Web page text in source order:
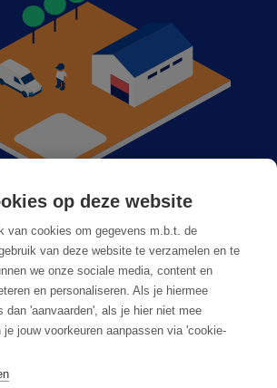
dans votre région
vacants
aux questions
op deze website
van cookies om gegevens m.b.t. de
van deze website te verzamelen en te
we onze sociale media, content en
en personaliseren. Als je hiermee
dan 'aanvaarden', als je hier niet mee
jouw voorkeuren aanpassen via 'cookie-